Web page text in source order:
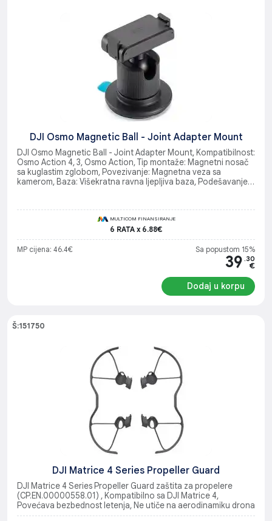
DJI Osmo Magnetic Ball - Joint Adapter Mount
DJI Osmo Magnetic Ball - Joint Adapter Mount, Kompatibilnost:
Osmo Action 4, 3, Osmo Action, Tip montaže: Magnetni nosač
sa kuglastim zglobom, Povezivanje: Magnetna veza sa
kamerom, Baza: Višekratna ravna ljepljiva baza, Podešavanje:
MULTICOM FINANSIRANJE
6 RATA x 6.88€
MP cijena: 46.4€ Sa popustom 15%
39 .30
€
Dodaj u korpu
Š:151750
DJI Matrice 4 Series Propeller Guard
DJI Matrice 4 Series Propeller Guard zaštita za propelere
(CP.EN.00000558.01) , Kompatibilno sa DJI Matrice 4,
Povećava bezbednost letenja, Ne utiče na aerodinamiku drona